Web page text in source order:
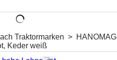
Traktormarken > HANOMAG
Keder weiß